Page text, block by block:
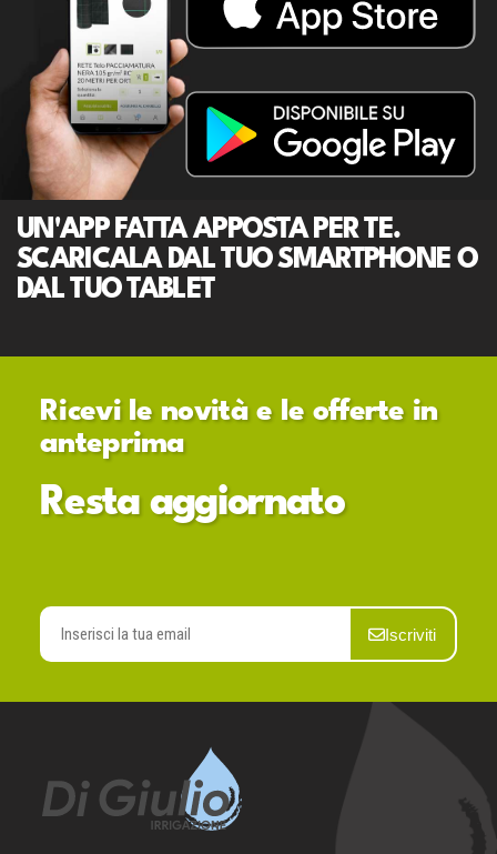
UN'APP FATTA APPOSTA PER TE.
SCARICALA DAL TUO SMARTPHONE O
DAL TUO TABLET
Ricevi le novità e le offerte in
anteprima
Resta aggiornato
Iscriviti